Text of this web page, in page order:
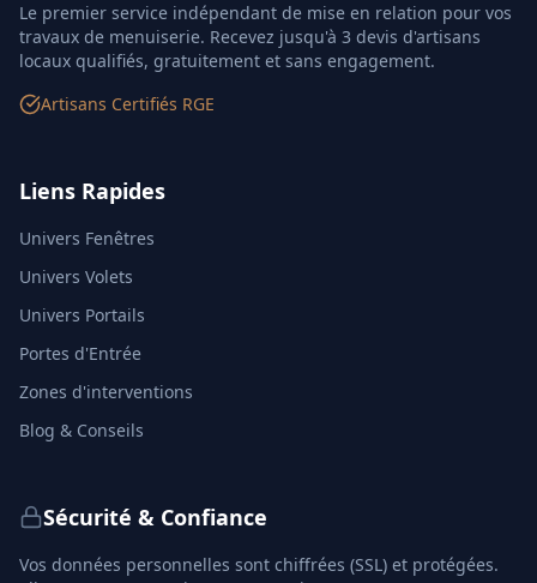
Le premier service indépendant de mise en relation pour vos
travaux de menuiserie. Recevez jusqu'à 3 devis d'artisans
locaux qualifiés, gratuitement et sans engagement.
Artisans Certifiés RGE
Liens Rapides
Univers Fenêtres
Univers Volets
Univers Portails
Portes d'Entrée
Zones d'interventions
Blog & Conseils
Sécurité & Confiance
Vos données personnelles sont chiffrées (SSL) et protégées.